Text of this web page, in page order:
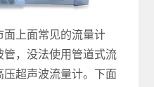
面上面常见的流量计
，没法使用管道式流
超声波流量计。下面